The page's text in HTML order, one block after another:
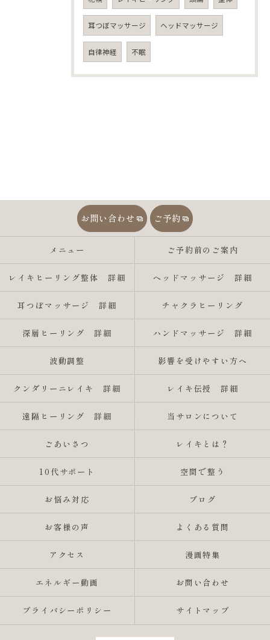
耳つぼマッサージ ヘッドマッサージ
自律神経 不眠
お問い合わせ ご予約
メニュー ご予約前のご案内
レイキヒーリング整体 詳細 ヘッドマッサージ 詳細
耳つぼマッサージ 詳細 チャクラヒーリング
深層ヒーリング 詳細 ハンドマッサージ 詳細
波動調整 影響を受けやすい方へ
クンダリーニレイキ 詳細 レイキ伝授 詳細
遠隔ヒーリング 詳細 当サロンについて
ごあいさつ レイキとは？
10代サポート 空間で整う
お悩み対応 ブログ
お客様の声 よくある質問
アクセス 漫画特集
エネルギー動画 お問い合わせ
プライバシーポリシー サイトマップ